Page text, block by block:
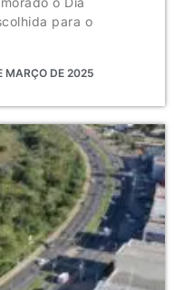
para o
MARÇO DE 2025